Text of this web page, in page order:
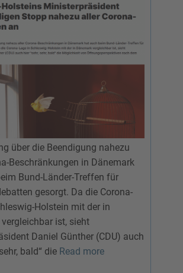
über die Beendigung nahezu
Beschränkungen in Dänemark
Bund-Länder-Treffen für
gesorgt. Da die Corona-
Holstein mit der in
ist, sieht
Daniel Günther (CDU) auch
bald“ die Read more